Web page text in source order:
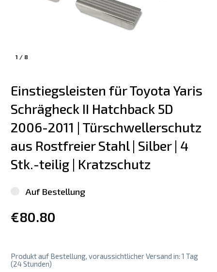
1 / 8
Einstiegsleisten für Toyota Yaris
Schrägheck II Hatchback 5D
2006-2011 | Türschwellerschutz
aus Rostfreier Stahl | Silber | 4
Stk.-teilig | Kratzschutz
Auf Bestellung
€80.80
Produkt auf Bestellung, voraussichtlicher Versand in: 1 Tag
(24 Stunden)